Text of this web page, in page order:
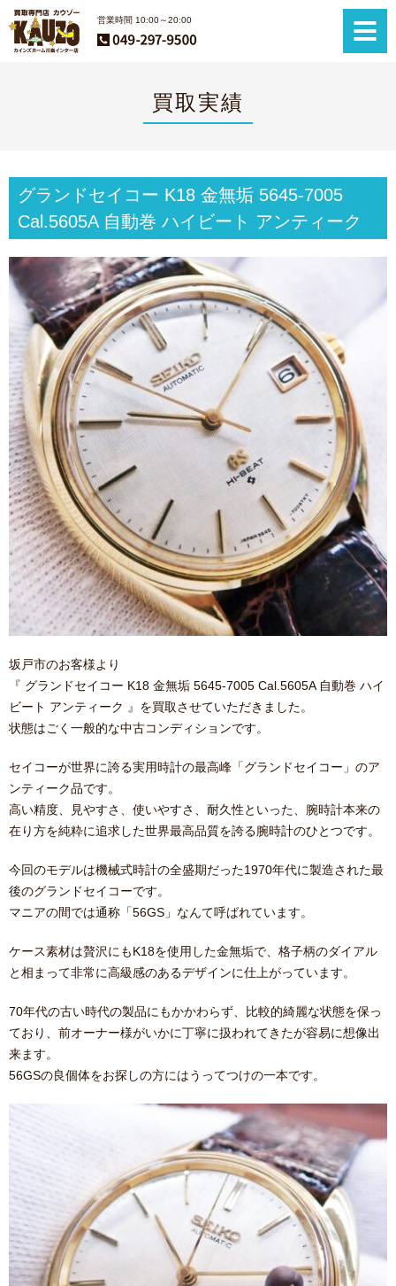
営業時間 10:00～20:00
買取実績
グランドセイコー K18 金無垢 5645-7005
Cal.5605A 自動巻 ハイビート アンティーク
坂戸市のお客様より
『 グランドセイコー K18 金無垢 5645-7005 Cal.5605A 自動巻 ハイ
ビート アンティーク 』を買取させていただきました。
状態はごく一般的な中古コンディションです。
セイコーが世界に誇る実用時計の最高峰「グランドセイコー」のア
ンティーク品です。
高い精度、見やすさ、使いやすさ、耐久性といった、腕時計本来の
在り方を純粋に追求した世界最高品質を誇る腕時計のひとつです。
今回のモデルは機械式時計の全盛期だった1970年代に製造された最
後のグランドセイコーです。
マニアの間では通称「56GS」なんて呼ばれています。
ケース素材は贅沢にもK18を使用した金無垢で、格子柄のダイアル
と相まって非常に高級感のあるデザインに仕上がっています。
70年代の古い時代の製品にもかかわらず、比較的綺麗な状態を保っ
ており、前オーナー様がいかに丁寧に扱われてきたが容易に想像出
来ます。
56GSの良個体をお探しの方にはうってつけの一本です。